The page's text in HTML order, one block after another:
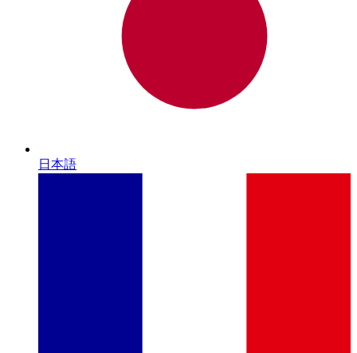
日本語